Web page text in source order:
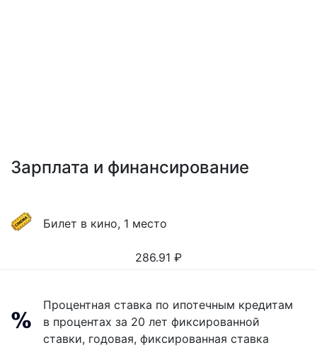
Зарплата и финансирование
Билет в кино, 1 место
286.91 ₽
Процентная ставка по ипотечным кредитам
в процентах за 20 лет фиксированной
ставки, годовая, фиксированная ставка